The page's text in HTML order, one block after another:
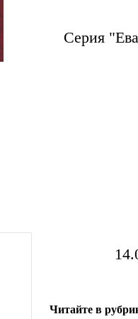
Серия
Читайте в